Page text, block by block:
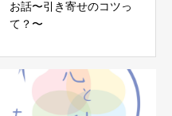
お話〜引き寄せのコツっ
て？〜